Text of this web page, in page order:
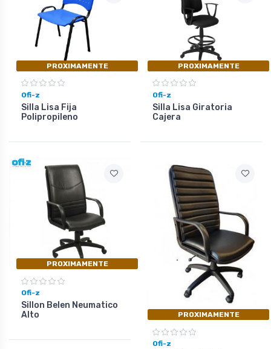
PROXIMAMENTE
Ofi-z
Silla Lisa Fija
Polipropileno
PROXIMAMENTE
Ofi-z
Silla Lisa Giratoria
Cajera
PROXIMAMENTE
Ofi-z
Sillon Belen Neumatico
Alto
PROXIMAMENTE
Ofi-z